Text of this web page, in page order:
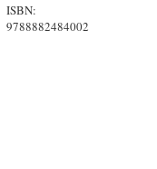
ISBN:
9788882484002